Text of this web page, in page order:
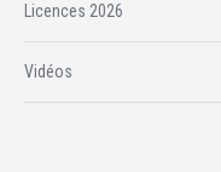
Licences 2026
Vidéos